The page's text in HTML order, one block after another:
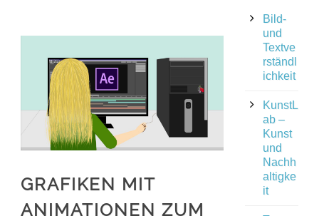
GRAFIKEN MIT
ANIMATIONEN ZUM
Bild-
und
Textve
rständl
ichkeit
KunstL
ab –
Kunst
und
Nachh
altigke
it